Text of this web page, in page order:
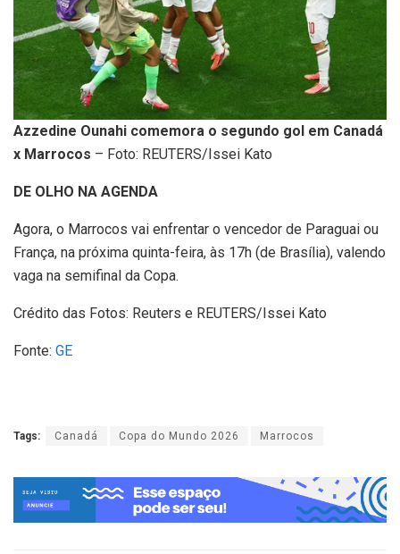
Azzedine Ounahi comemora o segundo gol em Canadá
x Marrocos – Foto: REUTERS/Issei Kato
DE OLHO NA AGENDA
Agora, o Marrocos vai enfrentar o vencedor de Paraguai ou
França, na próxima quinta-feira, às 17h (de Brasília), valendo
vaga na semifinal da Copa.
Crédito das Fotos: Reuters e REUTERS/Issei Kato
Fonte: GE
Tags: Canadá Copa do Mundo 2026 Marrocos